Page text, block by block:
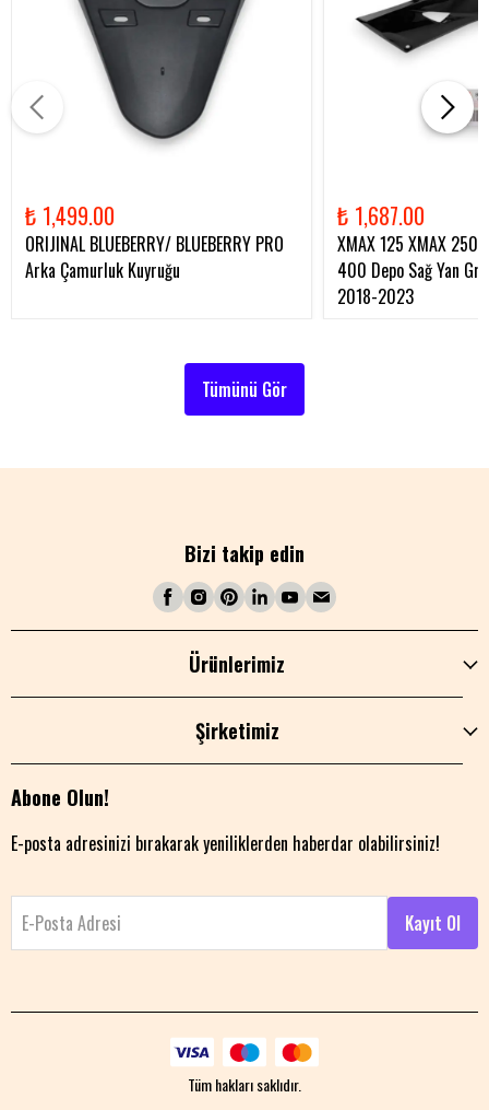
₺ 1,499.00
ORIJINAL BLUEBERRY/ BLUEBERRY PRO
Arka Çamurluk Kuyruğu
₺ 1,687.00
XMAX 125 XMAX 250
400 Depo Sağ Yan
2018-2023
Tümünü Gör
Bizi takip edin
Ürünlerimiz
Şirketimiz
Abone Olun!
E-posta adresinizi bırakarak yeniliklerden haberdar olabilirsiniz!
E-Posta Adresi Kayıt Ol
Tüm hakları saklıdır.